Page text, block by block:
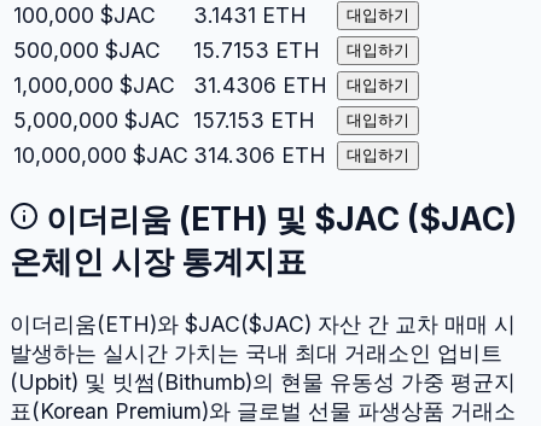
100,000 $JAC 3.1431 ETH 대입하기
500,000 $JAC 15.7153 ETH 대입하기
1,000,000 $JAC 31.4306 ETH 대입하기
5,000,000 $JAC 157.153 ETH 대입하기
10,000,000 $JAC 314.306 ETH 대입하기
이더리움 ( ETH ) 및 $JAC ($JAC)
온체인 시장 통계지표
이더리움(ETH)와 $JAC($JAC) 자산 간 교차 매매 시
발생하는 실시간 가치는 국내 최대 거래소인 업비트
(Upbit) 및 빗썸(Bithumb)의 현물 유동성 가중 평균지
표(Korean Premium)와 글로벌 선물 파생상품 거래소